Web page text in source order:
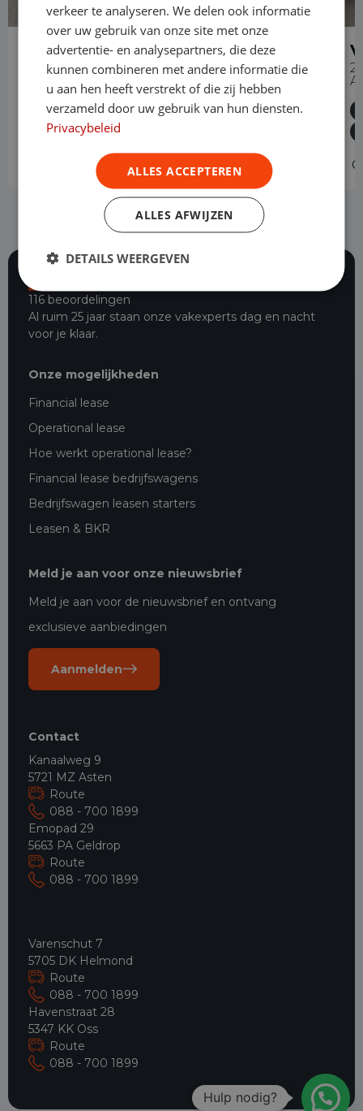
Volkswagen Caddy
2.0 TDI Cargo Automaat
Diesel Automaat 98.779 km
2022
Operational lease
116 beoordelingen
Al ruim 25 jaar staan onze vakexperts dag en nacht
voor je klaar.
Onze mogelijkheden
Financial lease
Operational lease
Hoe werkt operational lease?
Financial lease bedrijfswagens
Bedrijfswagen leasen starters
Leasen & BKR
Meld je aan voor onze nieuwsbrief
Meld je aan voor de nieuwsbrief en ontvang
exclusieve aanbiedingen
Aanmelden
Contact
Kanaalweg 9
5721 MZ Asten
Route
088 - 700 1899
Emopad 29
5663 PA Geldrop
Route
088 - 700 1899
Varenschut 7
5705 DK Helmond
Route
088 - 700 1899
Havenstraat 28
5347 KK Oss
Route
088 - 700 1899
Hulp nodig?
verkeer te analyseren. We delen ook informatie
over uw gebruik van onze site met onze
advertentie- en analysepartners, die deze
kunnen combineren met andere informatie die
u aan hen heeft verstrekt of die zij hebben
verzameld door uw gebruik van hun diensten.
Privacybeleid
ALLES ACCEPTEREN
ALLES AFWIJZEN
DETAILS WEERGEVEN